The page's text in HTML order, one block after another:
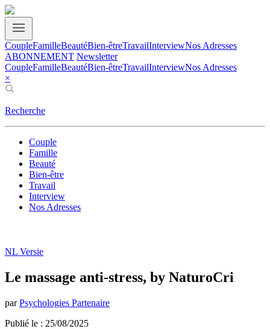
CoupleFamilleBeautéBien-êtreTravailInterviewNos Adresses
ABONNEMENT Newsletter
CoupleFamilleBeautéBien-êtreTravailInterviewNos Adresses
×
Recherche
Couple
Famille
Beauté
Bien-être
Travail
Interview
Nos Adresses
NL Versie
Le massage anti-stress, by NaturoCri
par Psychologies Partenaire
Publié le : 25/08/2025